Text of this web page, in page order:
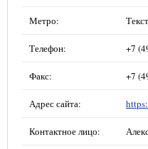
Метро:
Телефон: +7
Факс: +7
Адрес сайта:
Контактное лицо: